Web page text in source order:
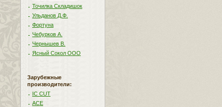
Точилка Складишок
Ульданов Д.Ф.
Фортуна
Чебурков А.
Чернышев В.
Ясный Сокол ООО
Зарубежные
производители:
IC CUT
ACE